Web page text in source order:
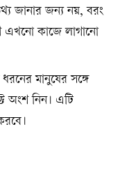
জানার জন্য নয়, বরং
এখনো কাজে লাগানো
মানুষের সঙ্গে
অংশ নিন। এটি